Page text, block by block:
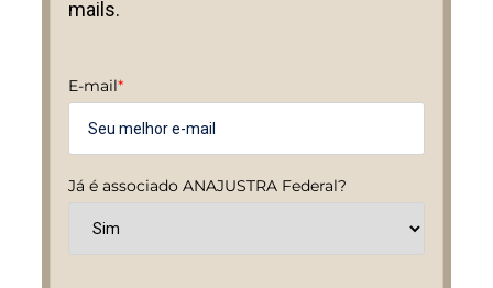
mails.
E-mail*
Já é associado ANAJUSTRA Federal?